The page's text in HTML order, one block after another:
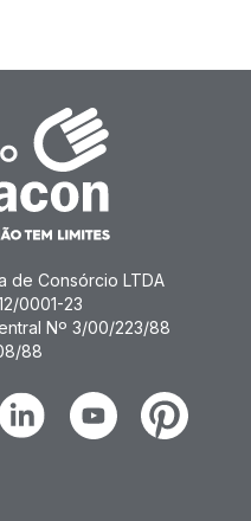
de Consórcio LTDA
0001-23
Nº 3/00/223/88
88
LinkedinYoutubePinterest